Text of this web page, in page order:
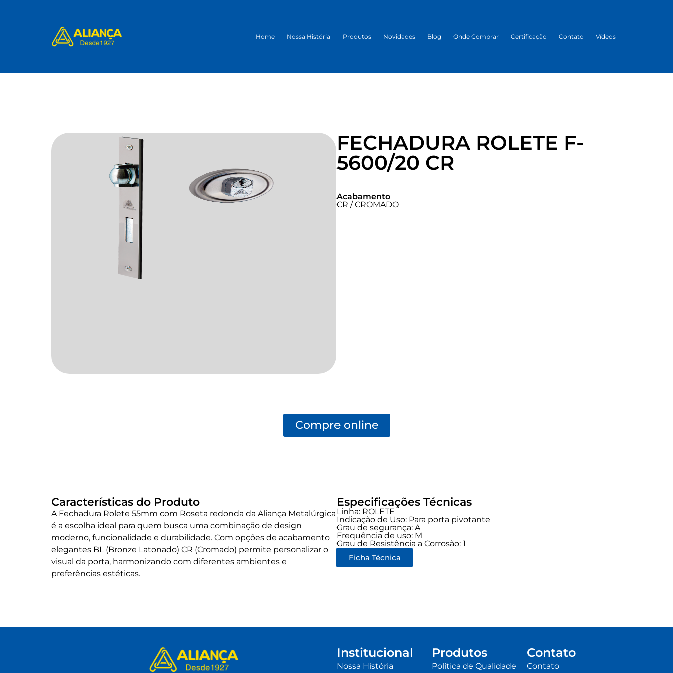
Home Nossa História Produtos Novidades Blog Onde Comprar Certificação Contato Vídeos
FECHADURA ROLETE F-
5600/20 CR
Acabamento
CR / CROMADO
Compre online
Características do Produto
A Fechadura Rolete 55mm com Roseta redonda da Aliança Metalúrgica
é a escolha ideal para quem busca uma combinação de design
moderno, funcionalidade e durabilidade. Com opções de acabamento
elegantes BL (Bronze Latonado) CR (Cromado) permite personalizar o
visual da porta, harmonizando com diferentes ambientes e
preferências estéticas.
Especificações Técnicas
Linha: ROLETE
Indicação de Uso: Para porta pivotante
Grau de segurança: A
Frequência de uso: M
Grau de Resistência a Corrosão: 1
Ficha Técnica
Institucional
Nossa História
Produtos
Política de Qualidade
Contato
Contato